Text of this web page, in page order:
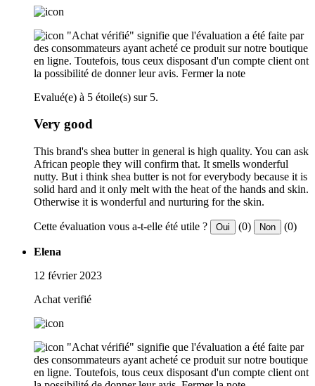
"Achat vérifié" signifie que l'évaluation a été faite par
des consommateurs ayant acheté ce produit sur notre boutique
en ligne. Toutefois, tous ceux disposant d'un compte client ont
la possibilité de donner leur avis. Fermer la note
Evalué(e) à 5 étoile(s) sur 5.
Very good
This brand's shea butter in general is high quality. You can ask
African people they will confirm that. It smells wonderful
nutty. But i think shea butter is not for everybody because it is
solid hard and it only melt with the heat of the hands and skin.
Otherwise it is wonderful and nurturing for the skin.
Cette évaluation vous a-t-elle été utile ? Oui (0) Non (0)
Elena
12 février 2023
Achat verifié
"Achat vérifié" signifie que l'évaluation a été faite par
des consommateurs ayant acheté ce produit sur notre boutique
en ligne. Toutefois, tous ceux disposant d'un compte client ont